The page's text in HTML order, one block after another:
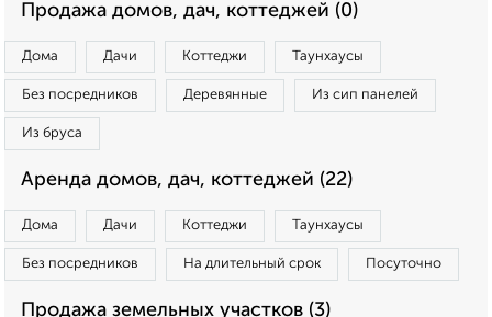
Продажа домов, дач, коттеджей (0)
Дома Дачи Коттеджи Таунхаусы
Без посредников Деревянные Из сип панелей
Из бруса
Аренда домов, дач, коттеджей (22)
Дома Дачи Коттеджи Таунхаусы
Без посредников На длительный срок Посуточно
Продажа земельных участков (3)